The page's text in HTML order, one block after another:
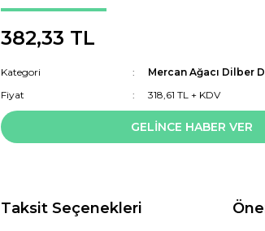
382,33 TL
Kategori
Mercan Ağacı Dilber
Fiyat
318,61 TL + KDV
GELİNCE HABER VER
Taksit Seçenekleri